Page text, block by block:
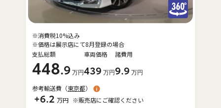
支払総額
448.9 万円
車両価格
439 万円
諸費用
9.9 万円
※消費税10%込み
※価格は展示店にて8月登録の場合
参考輸送費（東京都）
+6.2 万円 ※販売店にご確認ください